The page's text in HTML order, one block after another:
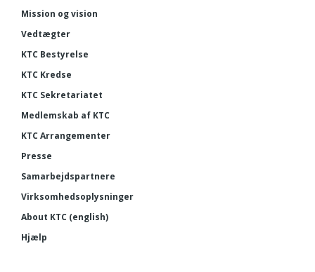
Mission og vision
Vedtægter
KTC Bestyrelse
KTC Kredse
KTC Sekretariatet
Medlemskab af KTC
KTC Arrangementer
Presse
Samarbejdspartnere
Virksomhedsoplysninger
About KTC (english)
Hjælp